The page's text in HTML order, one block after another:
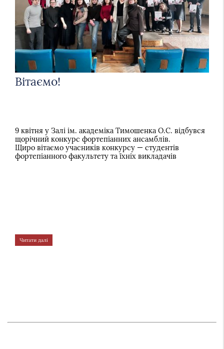
Вітаємо!
9 квітня у Залі ім. академіка Тимошенка О.С. відбувся
щорічний конкурс фортепіанних ансамблів.
Щиро вітаємо учасників конкурсу — студентів
фортепіанного факультету та їхніх викладачів
Читати далі